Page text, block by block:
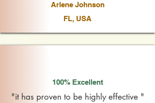
Arlene Johnson
FL, USA
100% Excellent
"it has proven to be highly effective "